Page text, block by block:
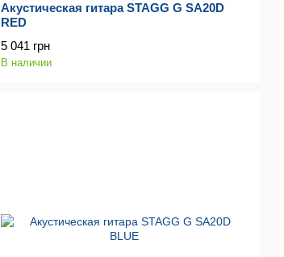
Акустическая гитара STAGG G SA20D
RED
5 041 грн
В наличии